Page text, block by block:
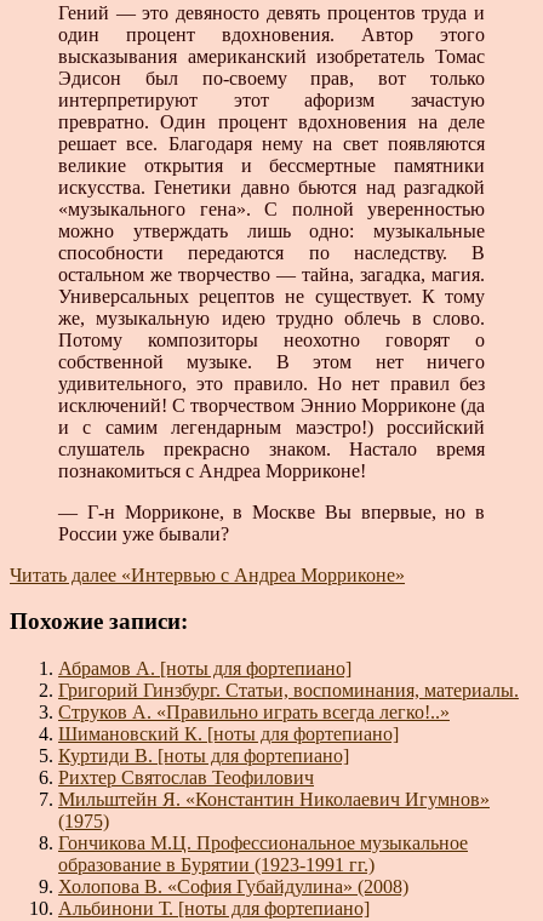
Гений — это девяносто девять процентов труда и
один процент вдохновения. Автор этого
высказывания американский изобретатель Томас
Эдисон был по-своему прав, вот только
интерпретируют этот афоризм зачастую
превратно. Один процент вдохновения на деле
решает все. Благодаря нему на свет появляются
великие открытия и бессмертные памятники
искусства. Генетики давно бьются над разгадкой
«музыкального гена». С полной уверенностью
можно утверждать лишь одно: музыкальные
способности передаются по наследству. В
остальном же творчество — тайна, загадка, магия.
Универсальных рецептов не существует. К тому
же, музыкальную идею трудно облечь в слово.
Потому композиторы неохотно говорят о
собственной музыке. В этом нет ничего
удивительного, это правило. Но нет правил без
исключений! С творчеством Эннио Морриконе (да
и с самим легендарным маэстро!) российский
слушатель прекрасно знаком. Настало время
познакомиться с Андреа Морриконе!
— Г-н Морриконе, в Москве Вы впервые, но в
России уже бывали?
Читать далее «Интервью с Андреа Морриконе»
Похожие записи:
Абрамов А. [ноты для фортепиано]
Григорий Гинзбург. Статьи, воспоминания, материалы.
Струков А. «Правильно играть всегда легко!..»
Шимановский К. [ноты для фортепиано]
Куртиди В. [ноты для фортепиано]
Рихтер Святослав Теофилович
Мильштейн Я. «Константин Николаевич Игумнов»
(1975)
Гончикова М.Ц. Профессиональное музыкальное
образование в Бурятии (1923-1991 гг.)
Холопова В. «София Губайдулина» (2008)
Альбинони Т. [ноты для фортепиано]